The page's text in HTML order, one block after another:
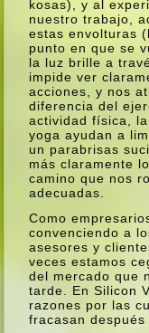
kosas), y al
nuestro trabajo,
estas envolturas
punto en que se
la luz brille a
impide ver
acciones, y nos
diferencia del
actividad fí­sica,
yoga ayudan a
un parabrisas
más claramente
camino que nos
adecuadas.
Como
convenciendo a
asesores y
veces estamos
del mercado que
tarde. En Silicon
razones por las
fracasan después